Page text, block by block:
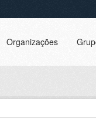
Organizações